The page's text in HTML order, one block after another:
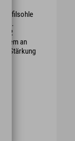
Profilsohle
2
allem an
Stärkung